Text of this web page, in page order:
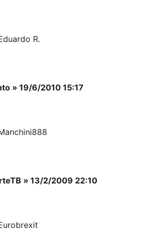
R.
» 19/6/2010 15:17
» 13/2/2009 22:10